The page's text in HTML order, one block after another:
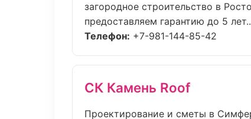
загородное строительство в
предоставляем гарантию до 5
Телефон: +7-981-144-85-42
СК Камень Roof
Проектирование и сметы в